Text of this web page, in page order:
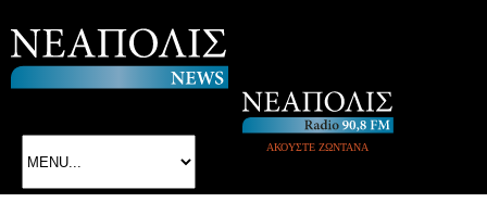
ΑΚΟΥΣΤΕ ΖΩΝΤΑΝΑ